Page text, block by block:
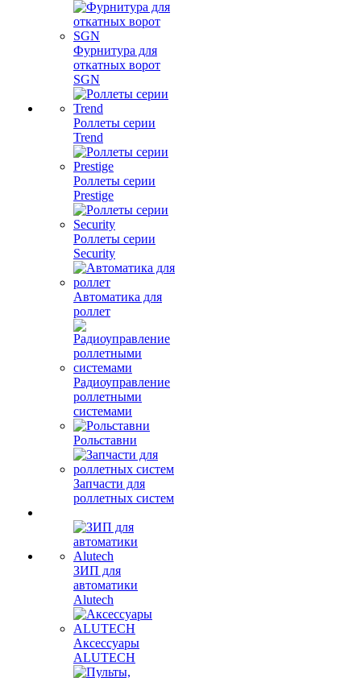
Фурнитура для
откатных ворот
SGN
Роллеты серии
Trend
Роллеты серии
Prestige
Роллеты серии
Security
Автоматика для
роллет
Радиоуправление
роллетными
системами
Рольставни
Запчасти для
роллетных систем
ЗИП для
автоматики
Alutech
Аксессуары
ALUTECH